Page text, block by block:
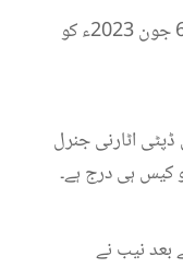
پولیس رپورٹ میں بتایا گیا ہے کہ بشری بی بی کے خلاف اسلام آباد کے تھانہ کوہسار میں ایک مقدمہ درج ہے، جو 6 جون 2023ء کو
اٹارنی جنرل
کیس ہی درج ہے۔
نیب نے